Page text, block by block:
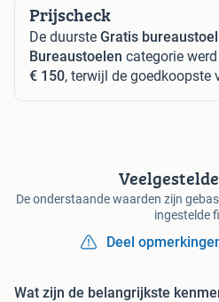
Prijscheck
De duurste Gratis bureaustoel
Bureaustoelen categorie
€ 150, terwijl de goedkoopste
De onderstaande waarden zijn
ingestelde
Deel
Wat zijn de belangrijkste